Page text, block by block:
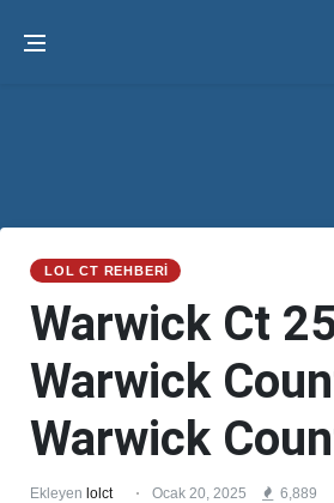
LOL CT REHBERI
Warwick Ct
Warwick
Warwick
Ekleyen lolct Ocak 20, 2025 6,889